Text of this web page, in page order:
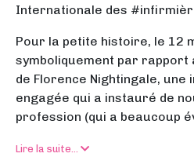
Internationale des
Pour la petite histoire, le 12
symboliquement par rapport
de Florence Nightingale,
engagée qui a instauré de
profession (qui a beaucoup
Lire la suite...